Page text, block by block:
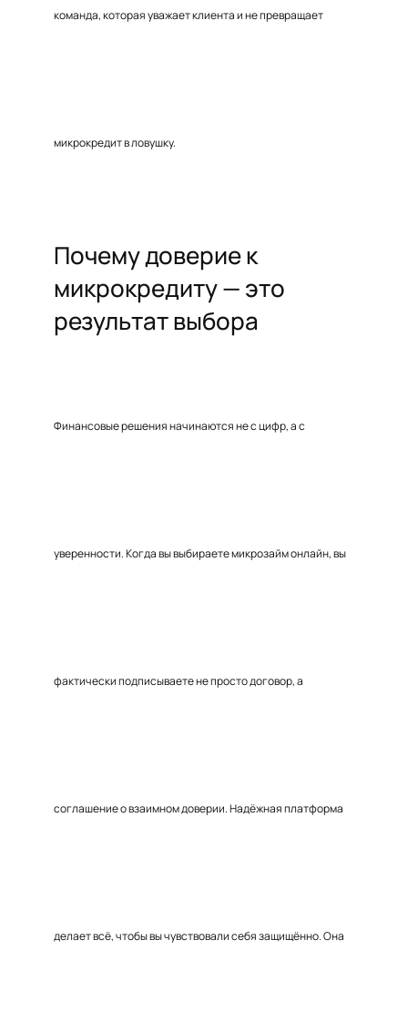
команда, которая уважает клиента и не превращает
микрокредит в ловушку.
Почему доверие к
микрокредиту — это
результат выбора
Финансовые решения начинаются не с цифр, а с
уверенности. Когда вы выбираете микрозайм онлайн, вы
фактически подписываете не просто договор, а
соглашение о взаимном доверии. Надёжная платформа
делает всё, чтобы вы чувствовали себя защищённо. Она